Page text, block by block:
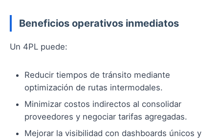
Beneficios operativos inmediatos
Un 4PL puede:
Reducir tiempos de tránsito mediante
optimización de rutas intermodales.
Minimizar costos indirectos al consolidar
proveedores y negociar tarifas agregadas.
Mejorar la visibilidad con dashboards únicos y